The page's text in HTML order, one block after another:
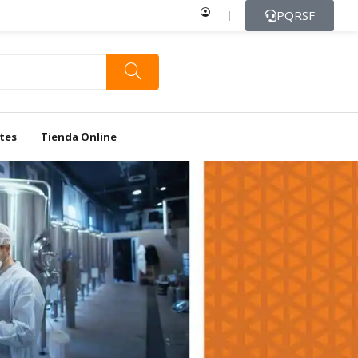
PQRSF
Casas De Aseo
Agrícola
Tienda Online